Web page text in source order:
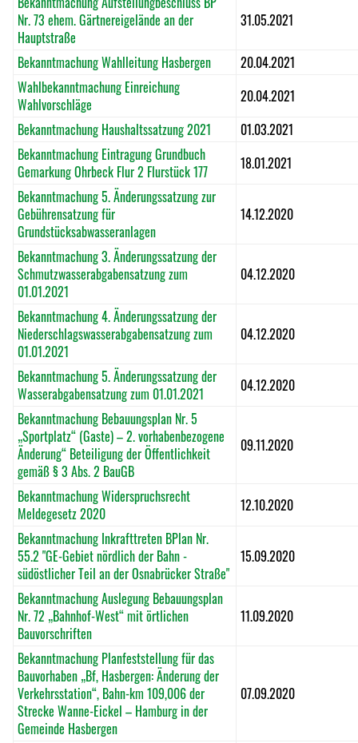
Nr. 73 ehem. Gärtnereigelände an der
Hauptstraße
31.05.2021
Bekanntmachung Wahlleitung Hasbergen
20.04.2021
Wahlbekanntmachung Einreichung
Wahlvorschläge
20.04.2021
Bekanntmachung Haushaltssatzung 2021
01.03.2021
Bekanntmachung Eintragung Grundbuch
Gemarkung Ohrbeck Flur 2 Flurstück 177
18.01.2021
Bekanntmachung 5. Änderungssatzung zur
Gebührensatzung für
Grundstücksabwasseranlagen
14.12.2020
Bekanntmachung 3. Änderungssatzung der
Schmutzwasserabgabensatzung zum
01.01.2021
04.12.2020
Bekanntmachung 4. Änderungssatzung der
Niederschlagswasserabgabensatzung zum
01.01.2021
04.12.2020
Bekanntmachung 5. Änderungssatzung der
Wasserabgabensatzung zum 01.01.2021
04.12.2020
Bekanntmachung Bebauungsplan Nr. 5
„Sportplatz“ (Gaste) – 2. vorhabenbezogene
Änderung“ Beteiligung der Öffentlichkeit
gemäß § 3 Abs. 2 BauGB
09.11.2020
Bekanntmachung Widerspruchsrecht
Meldegesetz 2020
12.10.2020
Bekanntmachung Inkrafttreten BPlan Nr.
55.2 "GE-Gebiet nördlich der Bahn -
südöstlicher Teil an der Osnabrücker Straße"
15.09.2020
Bekanntmachung Auslegung Bebauungsplan
Nr. 72 „Bahnhof-West“ mit örtlichen
Bauvorschriften
11.09.2020
Bekanntmachung Planfeststellung für das
Bauvorhaben „Bf, Hasbergen: Änderung der
Verkehrsstation“, Bahn-km 109,006 der
Strecke Wanne-Eickel – Hamburg in der
Gemeinde Hasbergen
07.09.2020